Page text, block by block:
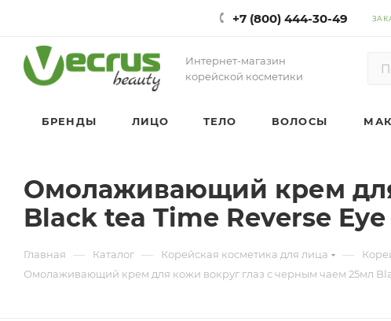
+7 (800) 444-30-49
Интернет-магазин
корейской косметики
БРЕНДЫ ЛИЦО ТЕЛО ВОЛОСЫ
Омолаживающий крем
Black tea Time Reverse
Главная — Каталог — Корейская косметика для лица —
Омолаживающий крем для кожи вокруг глаз с черным чаем 25мл